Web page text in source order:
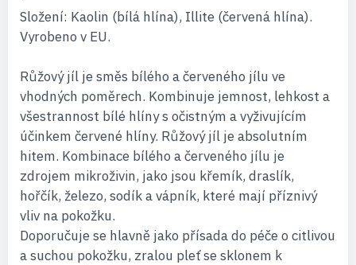
Složení: Kaolin (bílá hlína), Illite (červená hlína).
Vyrobeno v EU.
Růžový jíl je směs bílého a červeného jílu ve
vhodných poměrech. Kombinuje jemnost, lehkost a
všestrannost bílé hlíny s očistným a vyživujícím
účinkem červené hlíny. Růžový jíl je absolutním
hitem. Kombinace bílého a červeného jílu je
zdrojem mikroživin, jako jsou křemík, draslík,
hořčík, železo, sodík a vápník, které mají příznivý
vliv na pokožku.
Doporučuje se hlavně jako přísada do péče o citlivou
a suchou pokožku, zralou pleť se sklonem k